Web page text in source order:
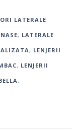
LATERALE
, LATERALE
, LENJERII
, LENJERII
,